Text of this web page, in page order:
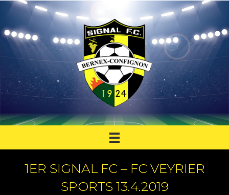
1ER SIGNAL FC – FC VEYRIER
SPORTS 13.4.2019